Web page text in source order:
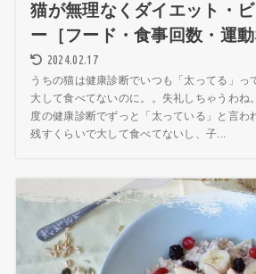
猫が無理なくダイエット・
ー［フード・食事回数・運動
2024.02.17
うちの猫は健康診断でいつも「太ってる」っ
大して食べてないのに。。失礼しちゃうわね
度の健康診断でずっと「太っている」と言わ
残すくらいで大して食べてないし、子...